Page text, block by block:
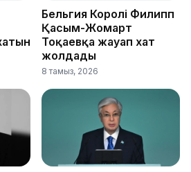
Бельгия Королі Филипп
Қасым-Жомарт
Тоқаевқа жауап хат
жолдады
8 тамыз, 2026